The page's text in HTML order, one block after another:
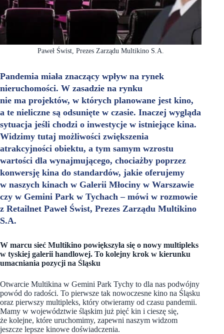
Paweł Świst, Prezes Zarządu Multikino S.A.
Pandemia miała znaczący wpływ na rynek
nieruchomości. W zasadzie na rynku
nie ma projektów, w których planowane jest kino,
a te nieliczne są odsunięte w czasie. Inaczej wygląda
sytuacja jeśli chodzi o inwestycje w istniejące kina.
Widzimy tutaj możliwości zwiększenia
atrakcyjności obiektu, a tym samym wzrostu
wartości dla wynajmującego, chociażby poprzez
konwersję kina do standardów, jakie oferujemy
w naszych kinach w Galerii Młociny w Warszawie
czy w Gemini Park w Tychach – mówi w rozmowie
z Retailnet Paweł Świst, Prezes Zarządu Multikino
S.A.
W marcu sieć Multikino powiększyła się o nowy multipleks
w tyskiej galerii handlowej. To kolejny krok w kierunku
umacniania pozycji na Śląsku
Otwarcie Multikina w Gemini Park Tychy to dla nas podwójny
powód do radości. To pierwsze tak nowoczesne kino na Śląsku
oraz pierwszy multipleks, który otwieramy od czasu pandemii.
Mamy w województwie śląskim już pięć kin i cieszę się,
że kolejne, które uruchomimy, zapewni naszym widzom
jeszcze lepsze kinowe doświadczenia.